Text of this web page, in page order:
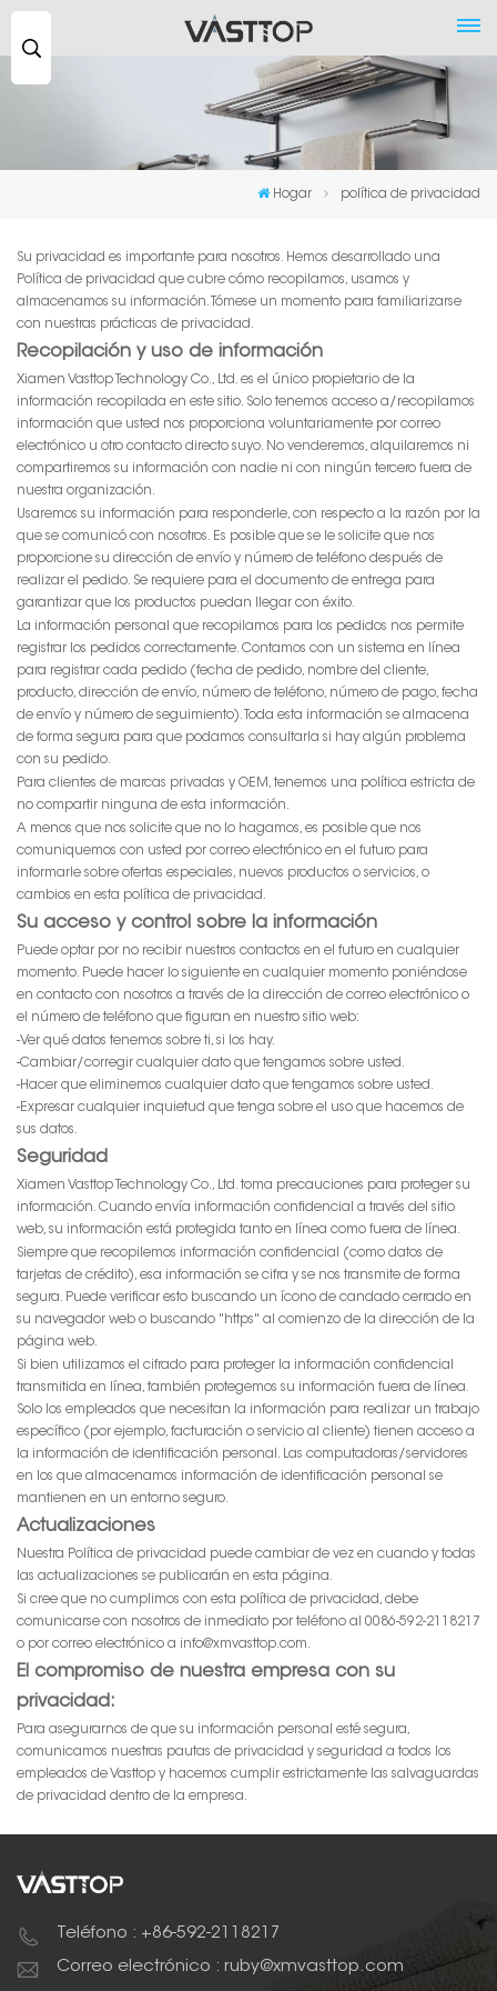
Hogar política de privacidad
Su privacidad es importante para nosotros. Hemos desarrollado una
Política de privacidad que cubre cómo recopilamos, usamos y
almacenamos su información. Tómese un momento para familiarizarse
con nuestras prácticas de privacidad.
Recopilación y uso de información
Xiamen Vasttop Technology Co., Ltd. es el único propietario de la
información recopilada en este sitio. Solo tenemos acceso a/recopilamos
información que usted nos proporciona voluntariamente por correo
electrónico u otro contacto directo suyo. No venderemos, alquilaremos ni
compartiremos su información con nadie ni con ningún tercero fuera de
nuestra organización.
Usaremos su información para responderle, con respecto a la razón por la
que se comunicó con nosotros. Es posible que se le solicite que nos
proporcione su dirección de envío y número de teléfono después de
realizar el pedido. Se requiere para el documento de entrega para
garantizar que los productos puedan llegar con éxito.
La información personal que recopilamos para los pedidos nos permite
registrar los pedidos correctamente. Contamos con un sistema en línea
para registrar cada pedido (fecha de pedido, nombre del cliente,
producto, dirección de envío, número de teléfono, número de pago, fecha
de envío y número de seguimiento). Toda esta información se almacena
de forma segura para que podamos consultarla si hay algún problema
con su pedido.
Para clientes de marcas privadas y OEM, tenemos una política estricta de
no compartir ninguna de esta información.
A menos que nos solicite que no lo hagamos, es posible que nos
comuniquemos con usted por correo electrónico en el futuro para
informarle sobre ofertas especiales, nuevos productos o servicios, o
cambios en esta política de privacidad.
Su acceso y control sobre la información
Puede optar por no recibir nuestros contactos en el futuro en cualquier
momento. Puede hacer lo siguiente en cualquier momento poniéndose
en contacto con nosotros a través de la dirección de correo electrónico o
el número de teléfono que figuran en nuestro sitio web:
-Ver qué datos tenemos sobre ti, si los hay.
-Cambiar/corregir cualquier dato que tengamos sobre usted.
-Hacer que eliminemos cualquier dato que tengamos sobre usted.
-Expresar cualquier inquietud que tenga sobre el uso que hacemos de
sus datos.
Seguridad
Xiamen Vasttop Technology Co., Ltd. toma precauciones para proteger su
información. Cuando envía información confidencial a través del sitio
web, su información está protegida tanto en línea como fuera de línea.
Siempre que recopilemos información confidencial (como datos de
tarjetas de crédito), esa información se cifra y se nos transmite de forma
segura. Puede verificar esto buscando un ícono de candado cerrado en
su navegador web o buscando "https" al comienzo de la dirección de la
página web.
Si bien utilizamos el cifrado para proteger la información confidencial
transmitida en línea, también protegemos su información fuera de línea.
Solo los empleados que necesitan la información para realizar un trabajo
específico (por ejemplo, facturación o servicio al cliente) tienen acceso a
la información de identificación personal. Las computadoras/servidores
en los que almacenamos información de identificación personal se
mantienen en un entorno seguro.
Actualizaciones
Nuestra Política de privacidad puede cambiar de vez en cuando y todas
las actualizaciones se publicarán en esta página.
Si cree que no cumplimos con esta política de privacidad, debe
comunicarse con nosotros de inmediato por teléfono al 0086-592-2118217
o por correo electrónico a info@xmvasttop.com.
El compromiso de nuestra empresa con su
privacidad:
Para asegurarnos de que su información personal esté segura,
comunicamos nuestras pautas de privacidad y seguridad a todos los
empleados de Vasttop y hacemos cumplir estrictamente las salvaguardas
de privacidad dentro de la empresa.
Teléfono : +86-592-2118217
Correo electrónico : ruby@xmvasttop.com